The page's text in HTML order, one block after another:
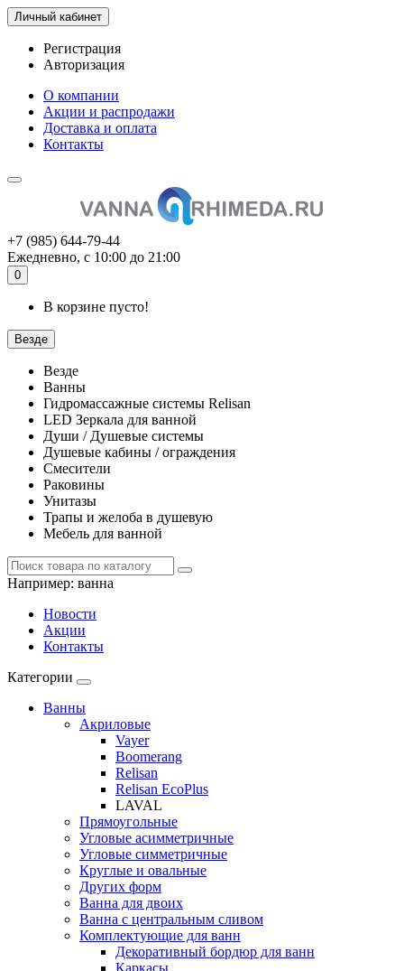
Личный кабинет
Регистрация
Авторизация
О компании
Акции и распродажи
Доставка и оплата
Контакты
+7 (985) 644-79-44
Ежедневно, с 10:00 до 21:00
0
В корзине пусто!
Везде
Везде
Ванны
Гидромассажные системы Relisan
LED Зеркала для ванной
Души / Душевые системы
Душевые кабины / ограждения
Смесители
Раковины
Унитазы
Трапы и желоба в душевую
Мебель для ванной
Например: ванна
Новости
Акции
Контакты
Категории
Ванны
Акриловые
Vayer
Boomerang
Relisan
Relisan EcoPlus
LAVAL
Прямоугольные
Угловые асимметричные
Угловые симметричные
Круглые и овальные
Других форм
Ванна для двоих
Ванна с центральным сливом
Комплектующие для ванн
Декоративный бордюр для ванн
Каркасы